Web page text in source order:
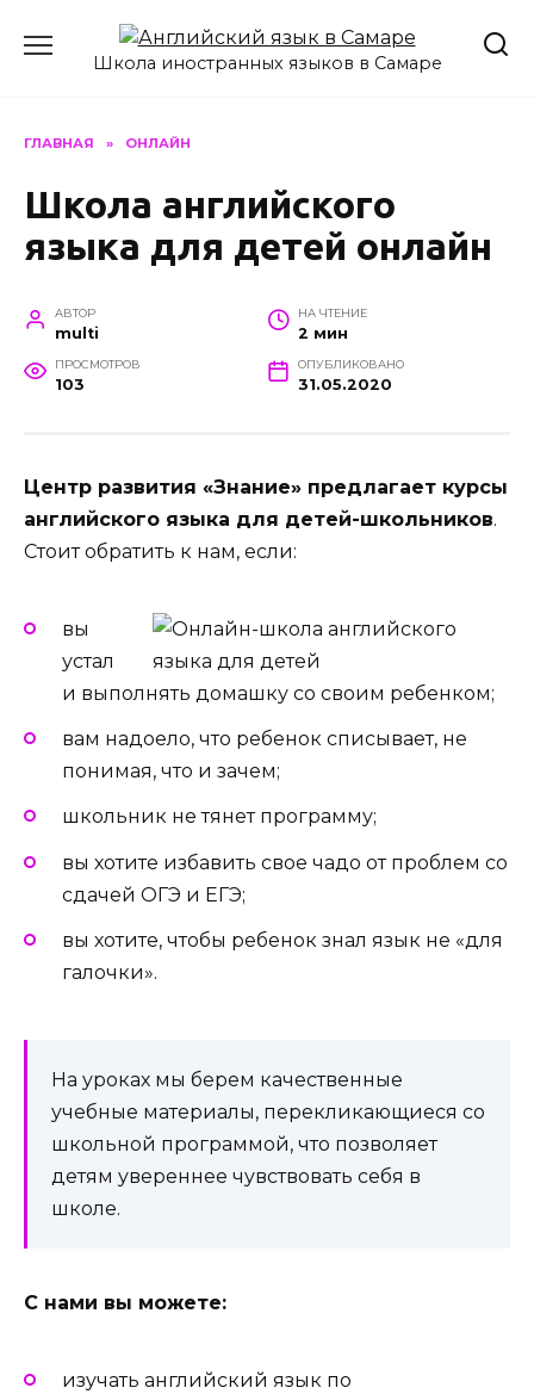
содержаниюШкола иностранных языков в Самаре
ГЛАВНАЯ » ОНЛАЙН
Школа английского
языка для детей онлайн
АВТОР
multi
НА ЧТЕНИЕ
2 мин
ПРОСМОТРОВ
103
ОПУБЛИКОВАНО
31.05.2020
Центр развития «Знание» предлагает курсы
английского языка для детей-школьников.
Стоит обратить к нам, если:
вы
устал
и выполнять домашку со своим ребенком;
вам надоело, что ребенок списывает, не
понимая, что и зачем;
школьник не тянет программу;
вы хотите избавить свое чадо от проблем со
сдачей ОГЭ и ЕГЭ;
вы хотите, чтобы ребенок знал язык не «для
галочки».
На уроках мы берем качественные
учебные материалы, перекликающиеся со
школьной программой, что позволяет
детям увереннее чувствовать себя в
школе.
С нами вы можете:
изучать английский язык по